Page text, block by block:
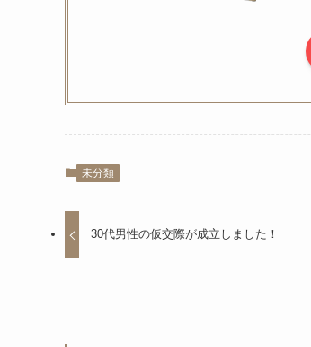
未分類
30代男性の仮交際が成立しました！